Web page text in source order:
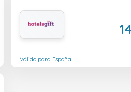
Válido para España